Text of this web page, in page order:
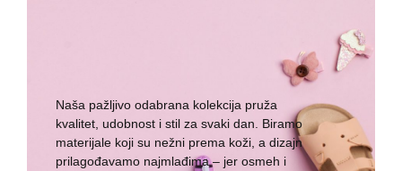
Naša pažljivo odabrana kolekcija pruža
kvalitet, udobnost i stil za svaki dan. Biramo
materijale koji su nežni prema koži, a dizajn
prilagođavamo najmlađima – jer osmeh i